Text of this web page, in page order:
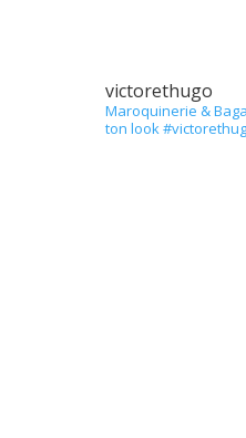
victorethugo
Maroquinerie &
ton look